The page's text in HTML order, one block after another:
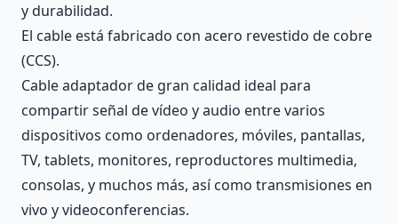
y durabilidad.
El cable está fabricado con acero revestido de cobre
(CCS).
Cable adaptador de gran calidad ideal para
compartir señal de vídeo y audio entre varios
dispositivos como ordenadores, móviles, pantallas,
TV, tablets, monitores, reproductores multimedia,
consolas, y muchos más, así como transmisiones en
vivo y videoconferencias.